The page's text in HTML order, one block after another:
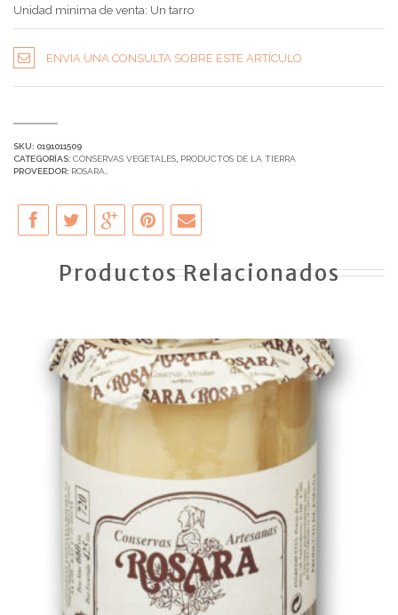
Unidad minima de venta: Un tarro
ENVIA UNA CONSULTA SOBRE ESTE ARTÍCULO
SKU: 0191011509
CATEGORÍAS: CONSERVAS VEGETALES PRODUCTOS DE LA TIERRA
PROVEEDOR: ROSARA
Productos Relacionados